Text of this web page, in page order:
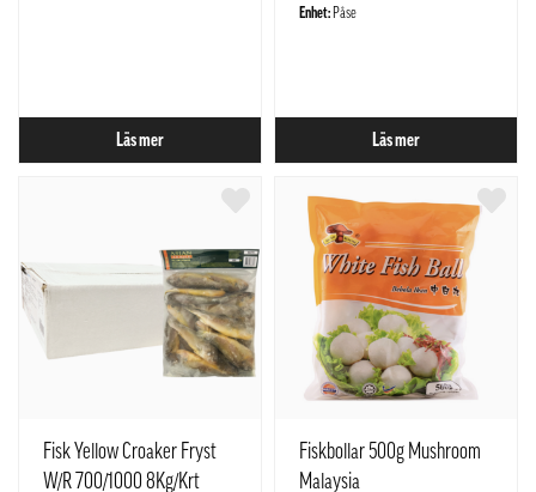
Läs mer
Enhet: Påse
Läs mer
Fisk Yellow Croaker Fryst
W/R 700/1000 8Kg/Krt
Fiskbollar 500g Mushroom
Malaysia